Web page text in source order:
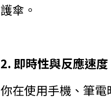
護傘。
2. 即時性與反應速度
你在使用手機、筆